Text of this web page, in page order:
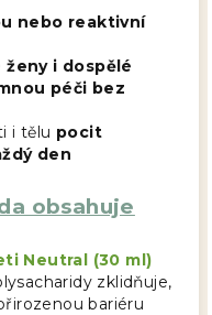
nebo reaktivní
i dospělé
péči bez
i tělu pocit
den
obsahuje
Neutral (30 ml)
zklidňuje,
bariéru